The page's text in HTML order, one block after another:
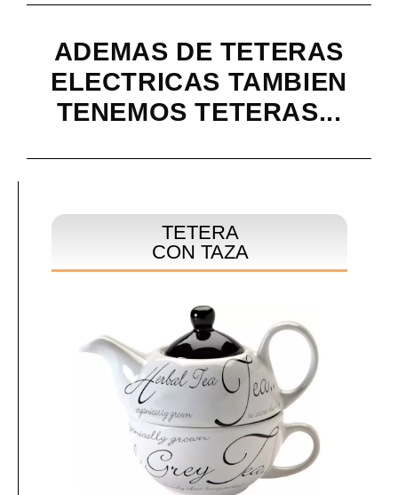
ADEMAS DE TETERAS
ELECTRICAS TAMBIEN
TENEMOS TETERAS...
TETERA
CON TAZA